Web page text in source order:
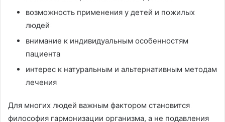
возможность применения у детей и пожилых
людей
внимание к индивидуальным особенностям
пациента
интерес к натуральным и альтернативным методам
лечения
Для многих людей важным фактором становится
философия гармонизации организма, а не подавления